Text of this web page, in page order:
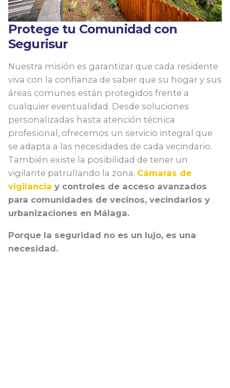
Protege tu Comunidad con
Segurisur
Nuestra misión es garantizar que cada residente
viva con la confianza de saber que su hogar y sus
áreas comunes están protegidos frente a
cualquier eventualidad. Desde soluciones
personalizadas hasta atención técnica
profesional, ofrecemos un servicio integral que
se adapta a las necesidades de cada vecindario.
También existe la posibilidad de tener un
vigilante patrullando la zona. Cámaras de
vigilancia y controles de acceso avanzados
para comunidades de vecinos, vecindarios y
urbanizaciones en Málaga.
Porque la seguridad no es un lujo, es una
necesidad.